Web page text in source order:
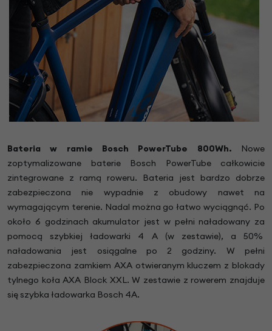
Bateria w ramie Bosch PowerTube 800Wh. Nowe
zoptymalizowane baterie Bosch PowerTube całkowicie
zintegrowane z ramą roweru. Bateria jest bardzo dobrze
zabezpieczona nie wypadnie z obudowy nawet na
wymagającym terenie. Nadal można go łatwo wyciągnąć. Po
około 6 godzinach akumulator jest w pełni naładowany za
pomocą szybkiej ładowarki 4 A (w zestawie), a 50%
naładowania jest osiągalne po 2 godziny. W pełni
zabezpieczona zamkiem AXA otwieranym kluczem z blokady
tylnego koła AXA Block XXL. W zestawie z rowerem znajduje
się szybka ładowarka Bosch 4A.